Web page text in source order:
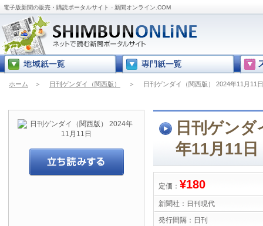
電子版新聞の販売・購読ポータルサイト - 新聞オンライン.COM
ホーム ＞ 日刊ゲンダイ（関西版） ＞ 日刊ゲンダイ（関西版） 2024年11月11日
日刊ゲン
年11月11日
定価： ¥180
新聞社： 日刊現代
発行間隔： 日刊